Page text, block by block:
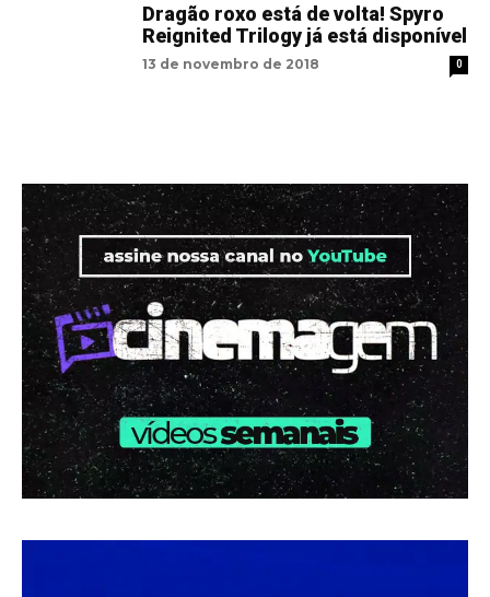
Dragão roxo está de volta! Spyro
Reignited Trilogy já está disponível
13 de novembro de 2018 0